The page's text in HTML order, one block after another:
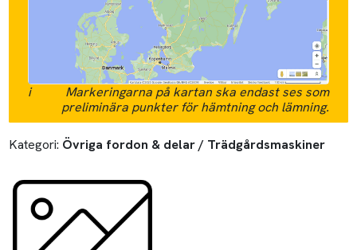
i
Markeringarna på kartan ska endast ses som
preliminära punkter för hämtning och lämning.
Kategori: Övriga fordon & delar / Trädgårdsmaskiner